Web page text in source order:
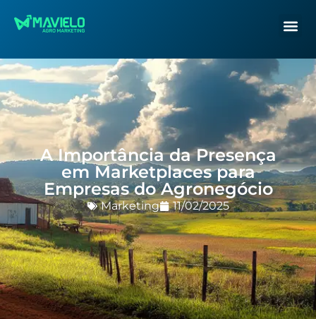
A Importância da Presença
em Marketplaces para
Empresas do Agronegócio
Marketing 11/02/2025